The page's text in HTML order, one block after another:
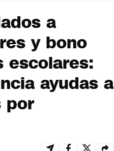
a
y bono
escolares:
ayudas a
por